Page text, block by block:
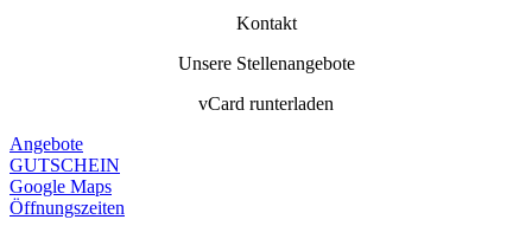
Kontakt
Unsere Stellenangebote
vCard runterladen
Angebote
GUTSCHEIN
Google Maps
Öffnungszeiten